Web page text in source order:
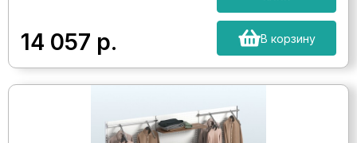
14 057 р. В корзину